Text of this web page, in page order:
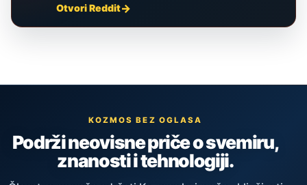
Otvori Reddit
KOZMOS BEZ OGLASA
Podrži neovisne priče o svemiru,
znanosti i tehnologiji.